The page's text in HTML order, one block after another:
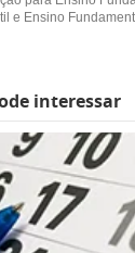
e Ensino
interessar